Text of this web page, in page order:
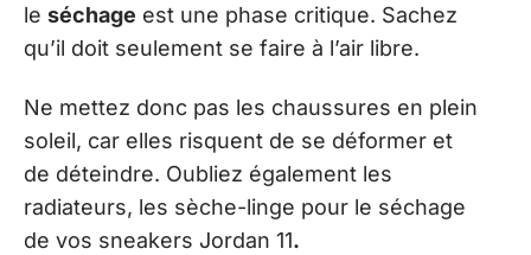
le séchage est une phase critique. Sachez
qu’il doit seulement se faire à l’air libre.
Ne mettez donc pas les chaussures en plein
soleil, car elles risquent de se déformer et
de déteindre. Oubliez également les
radiateurs, les sèche-linge pour le séchage
de vos sneakers Jordan 11.